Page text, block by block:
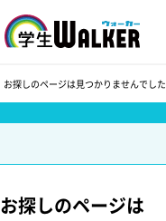
お探しのページは見つかりませんでした
お探しのページは